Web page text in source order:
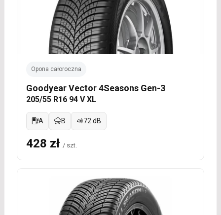
Opona całoroczna
Goodyear Vector 4Seasons Gen-3
205/55 R16 94 V XL
A B 72 dB
428 zł / szt.